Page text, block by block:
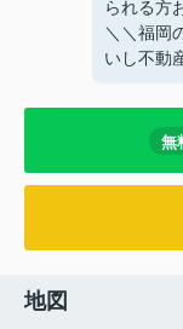
られる方
＼＼福岡
いし不動
無
地図